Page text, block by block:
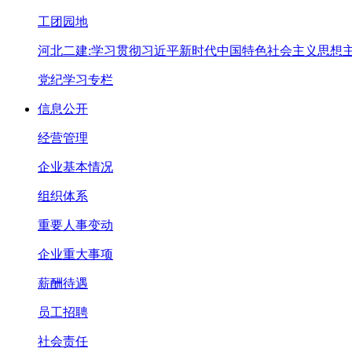
工团园地
河北二建:学习贯彻习近平新时代中国特色社会主义思想
党纪学习专栏
信息公开
经营管理
企业基本情况
组织体系
重要人事变动
企业重大事项
薪酬待遇
员工招聘
社会责任